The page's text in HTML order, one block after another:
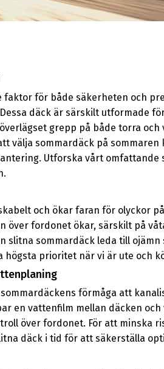
för både säkerheten och
däck är särskilt utformade
grepp på både torra
välja sommardäck på
Utforska vårt omfattande
och ökar faran för olyckor
fordonet ökar, särskilt på
slitna sommardäck leda till
högsta prioritet när vi är ute och
förmåga att
en vattenfilm mellan däcken
över fordonet. För att
däck i tid för att säkerställa